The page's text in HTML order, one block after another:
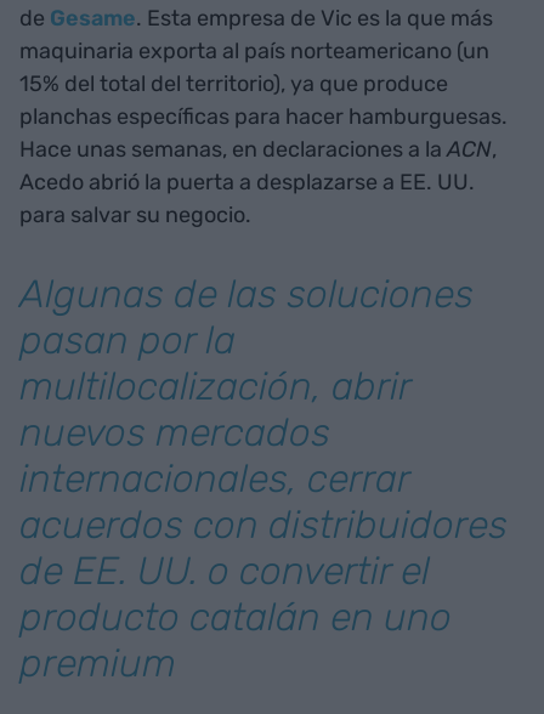
de Gesame. Esta empresa de Vic es la que más
maquinaria exporta al país norteamericano (un
15% del total del territorio), ya que produce
planchas específicas para hacer hamburguesas.
Hace unas semanas, en declaraciones a laACN,
Acedo abrió la puerta a desplazarse a EE. UU.
para salvar su negocio.
Algunas de las soluciones
pasan por la
multilocalización, abrir
nuevos mercados
internacionales, cerrar
acuerdos con distribuidores
de EE. UU. o convertir el
producto catalán en uno
premium